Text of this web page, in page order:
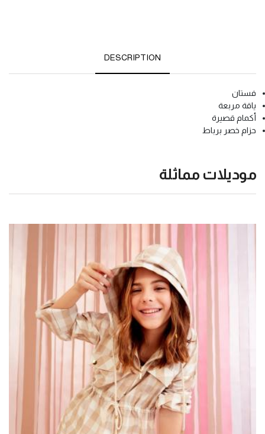
DESCRIPTION
فستان
ياقة مربعة
أكمام قصيرة
حزام خصر برباط
موديلات مماثلة